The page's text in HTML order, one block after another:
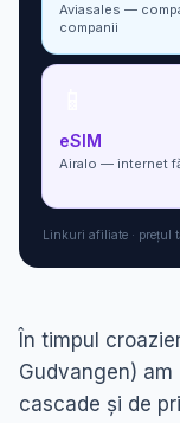
Aviasales —
companii
eSIM
Airalo — internet
Linkuri afiliate · prețul
În timpul
Gudvangen)
cascade și de